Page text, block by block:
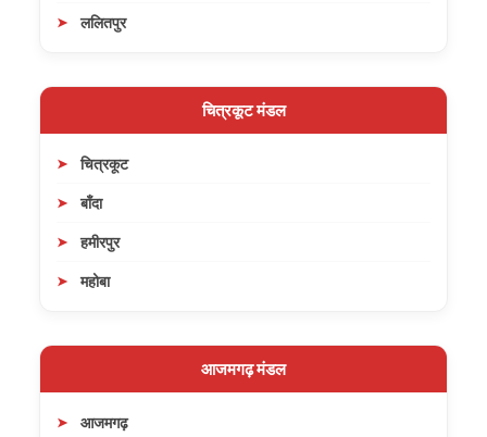
ललितपुर
चित्रकूट मंडल
चित्रकूट
बाँदा
हमीरपुर
महोबा
आजमगढ़ मंडल
आजमगढ़